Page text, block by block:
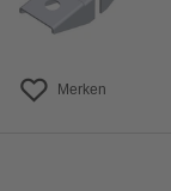
Merken